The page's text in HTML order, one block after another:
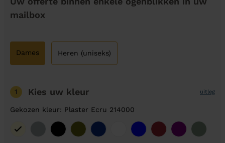
mailbox
Dames Heren (uniseks)
1 Kies uw kleur uitleg
Gekozen kleur: Plaster Ecru 214000